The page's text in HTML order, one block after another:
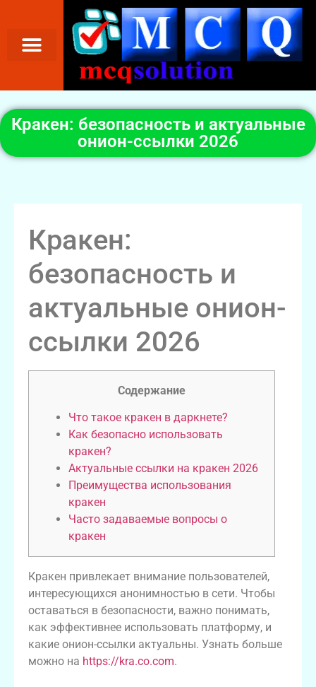
Кракен: безопасность и актуальные
онион-ссылки 2026
Кракен:
безопасность и
актуальные онион-
ссылки 2026
Содержание
Что такое кракен в даркнете?
Как безопасно использовать
кракен?
Актуальные ссылки на кракен 2026
Преимущества использования
кракен
Часто задаваемые вопросы о
кракен
Кракен привлекает внимание пользователей,
интересующихся анонимностью в сети. Чтобы
оставаться в безопасности, важно понимать,
как эффективнее использовать платформу, и
какие онион-ссылки актуальны. Узнать больше
можно на https://kra.co.com.